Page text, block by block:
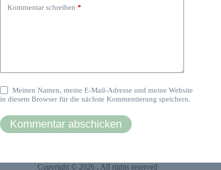
Kommentar schreiben *
Meinen Namen, meine E-Mail-Adresse und meine Website
in diesem Browser für die nächste Kommentierung speichern.
Kommentar abschicken
Copyright © 2026 , All rights reserved